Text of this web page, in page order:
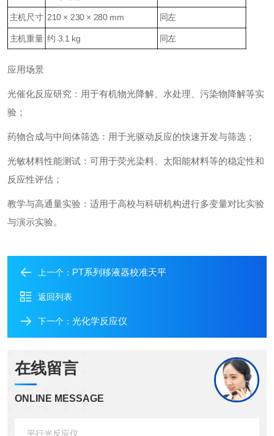
主机尺寸 210 × 230 × 280 mm 同左
主机重量 约 3.1 kg 同左
应用场景
光催化反应研究：用于有机物光降解、水处理、污染物降解等实
验；
药物合成与中间体筛选：用于光驱动反应的快速开发与筛选；
光敏材料性能测试：可用于荧光染料、太阳能材料等的稳定性和
反应性评估；
教学与高通量实验：适用于高校与科研机构进行多变量对比实验
与演示实验。
上一个： PT系列移液器校准天平
返回列表
下一个： 光化学反应仪
在线留言
ONLINE MESSAGE